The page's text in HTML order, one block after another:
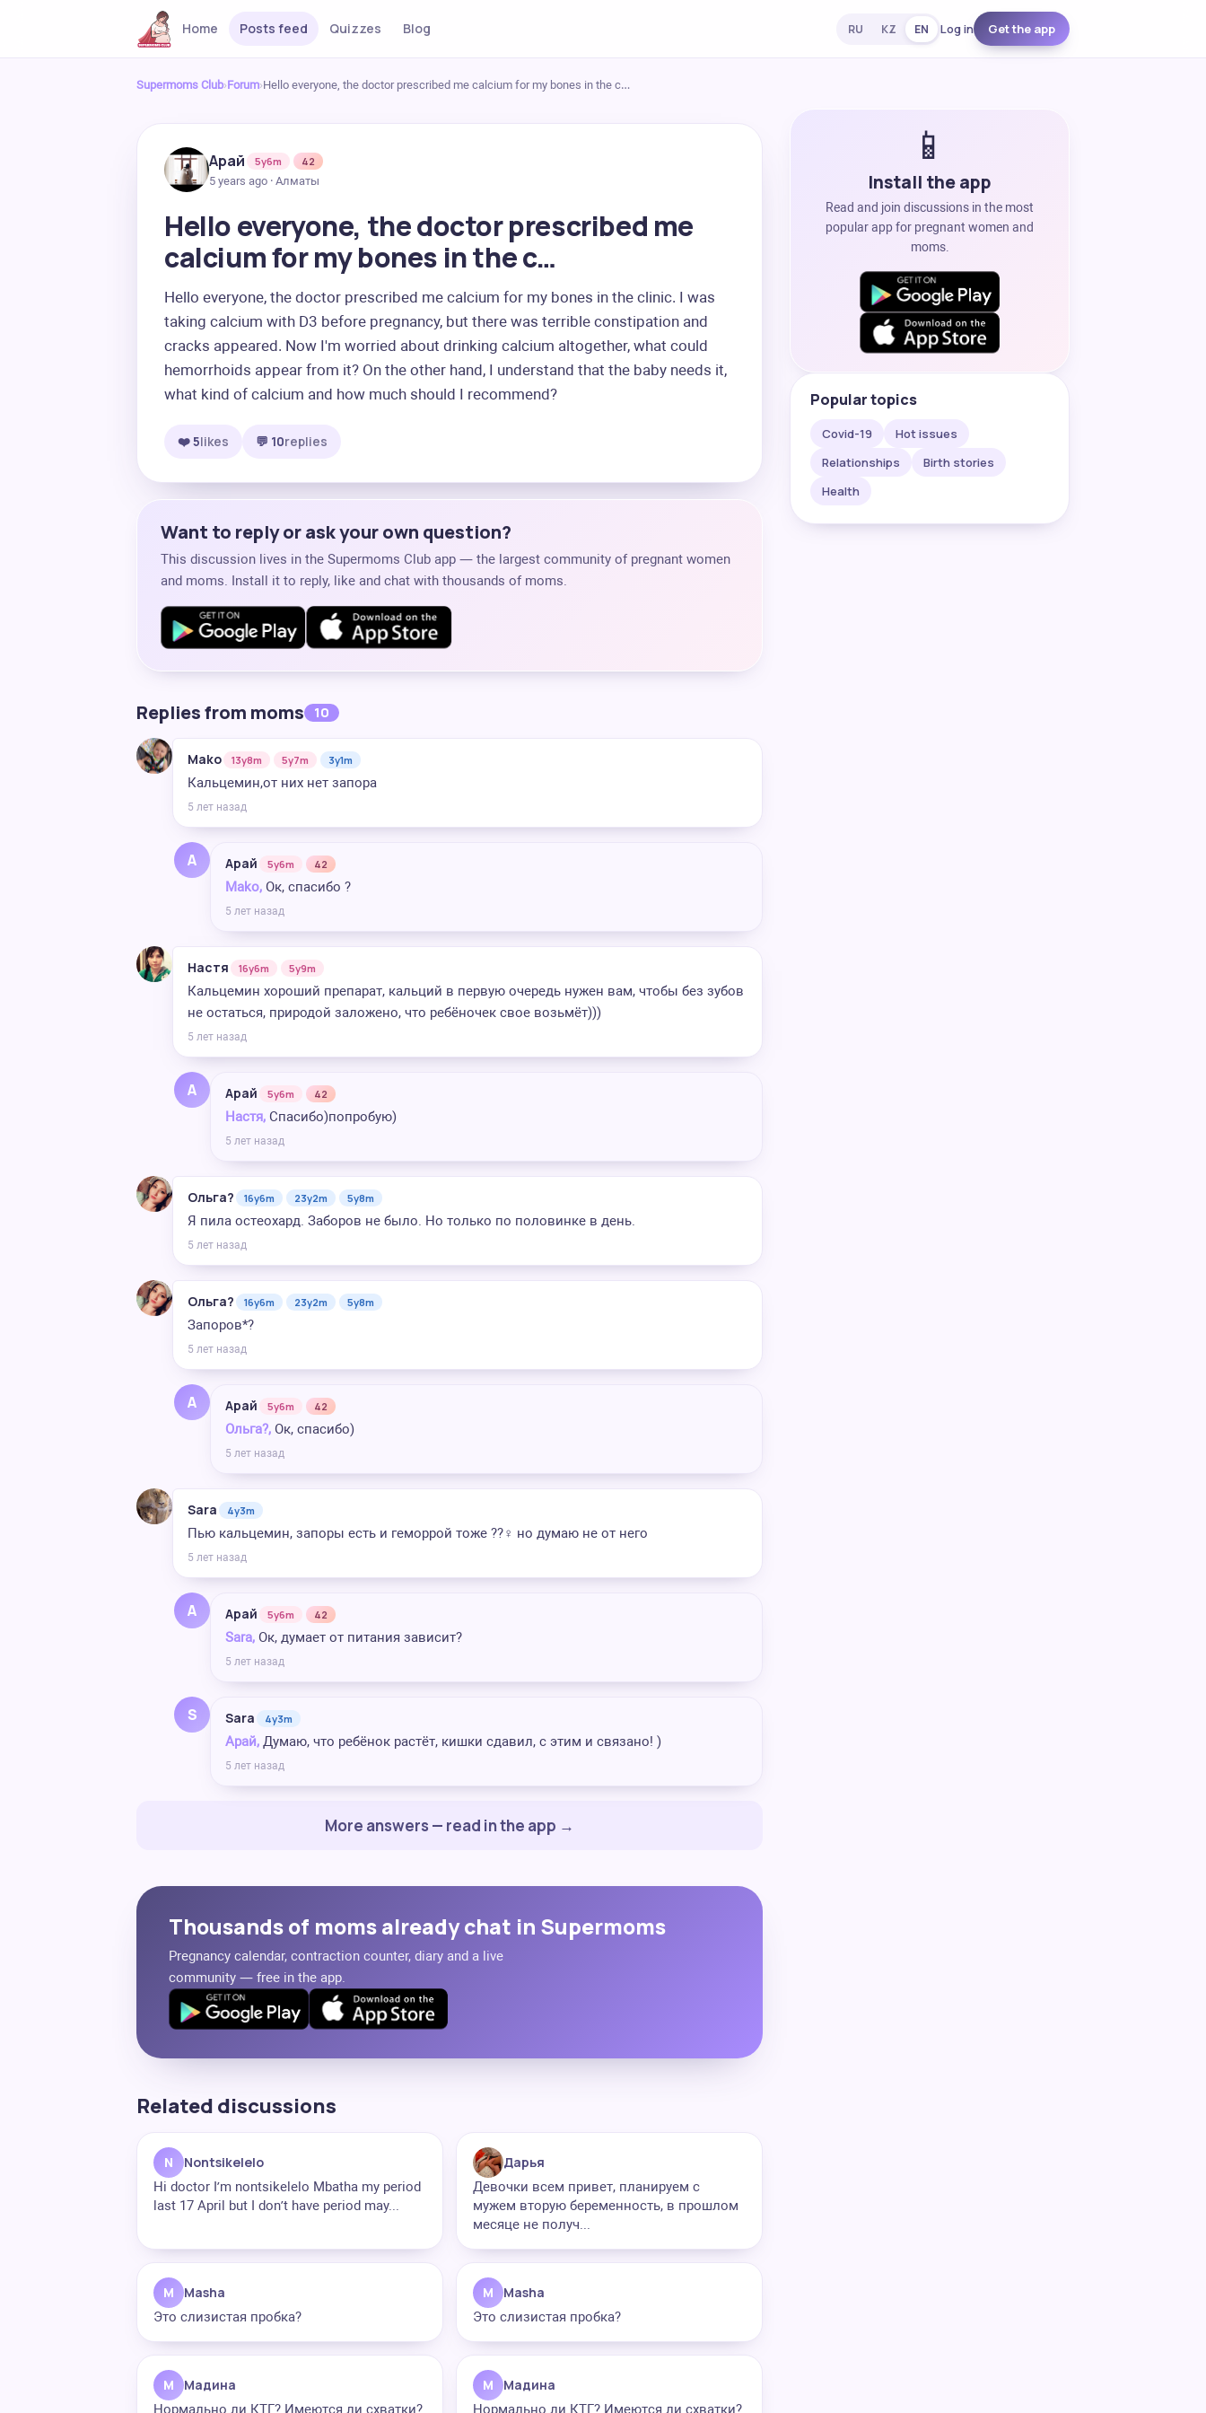
Home Posts feed Quizzes Blog RU KZ EN Log in Get the app
Supermoms Club›Forum›Hello everyone, the doctor prescribed me calcium for my bones in the c…
Арай 5y6m
42
5 years ago · Алматы
Hello everyone, the doctor prescribed me
calcium for my bones in the c…
Hello everyone, the doctor prescribed me calcium for my bones in the clinic. I was
taking calcium with D3 before pregnancy, but there was terrible constipation and
cracks appeared. Now I'm worried about drinking calcium altogether, what could
hemorrhoids appear from it? On the other hand, I understand that the baby needs it,
what kind of calcium and how much should I recommend?
❤️ 5likes 💬 10replies
Want to reply or ask your own question?
This discussion lives in the Supermoms Club app — the largest community of pregnant women
and moms. Install it to reply, like and chat with thousands of moms.
Replies from moms 10
Mako 13y8m 5y7m 3y1m
Кальцемин,от них нет запора
5 лет назад
А Арай 5y6m 42
Mako, Ок, спасибо ?
5 лет назад
Настя 16y6m 5y9m
Кальцемин хороший препарат, кальций в первую очередь нужен вам, чтобы без зубов
не остаться, природой заложено, что ребёночек свое возьмёт)))
5 лет назад
А Арай 5y6m 42
Настя, Спасибо)попробую)
5 лет назад
Ольга? 16y6m 23y2m 5y8m
Я пила остеохард. Заборов не было. Но только по половинке в день.
5 лет назад
Ольга? 16y6m 23y2m 5y8m
Запоров*?
5 лет назад
А Арай 5y6m 42
Ольга?, Ок, спасибо)
5 лет назад
Sara 4y3m
Пью кальцемин, запоры есть и геморрой тоже ??‍♀️ но думаю не от него
5 лет назад
А Арай 5y6m 42
Sara, Ок, думает от питания зависит?
5 лет назад
S Sara 4y3m
Арай, Думаю, что ребёнок растёт, кишки сдавил, с этим и связано! )
5 лет назад
More answers — read in the app →
Thousands of moms already chat in Supermoms
Pregnancy calendar, contraction counter, diary and a live
community — free in the app.
Related discussions
N Nontsikelelo
Hi doctor I’m nontsikelelo Mbatha my period
last 17 April but I don’t have period may...
Дарья
Девочки всем привет, планируем с
мужем вторую беременность, в прошлом
месяце не получ...
M Masha
Это слизистая пробка?
M Masha
Это слизистая пробка?
М Мадина
Нормально ли КТГ? Имеются ли схватки?
М Мадина
Нормально ли КТГ? Имеются ли схватки?
📱
Install the app
Read and join discussions in the most
popular app for pregnant women and
moms.
Popular topics
Covid-19
Hot issues
Relationships
Birth stories
Health